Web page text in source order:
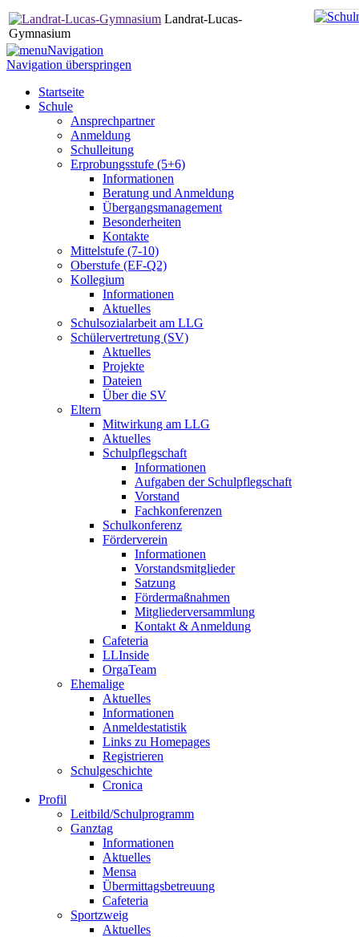
Landrat-Lucas-
Gymnasium
Navigation
Navigation überspringen
Startseite
Schule
Ansprechpartner
Anmeldung
Schulleitung
Erprobungsstufe (5+6)
Informationen
Beratung und Anmeldung
Übergangsmanagement
Besonderheiten
Kontakte
Mittelstufe (7-10)
Oberstufe (EF-Q2)
Kollegium
Informationen
Aktuelles
Schulsozialarbeit am LLG
Schülervertretung (SV)
Aktuelles
Projekte
Dateien
Über die SV
Eltern
Mitwirkung am LLG
Aktuelles
Schulpflegschaft
Informationen
Aufgaben der Schulpflegschaft
Vorstand
Fachkonferenzen
Schulkonferenz
Förderverein
Informationen
Vorstandsmitglieder
Satzung
Fördermaßnahmen
Mitgliederversammlung
Kontakt & Anmeldung
Cafeteria
LLInside
OrgaTeam
Ehemalige
Aktuelles
Informationen
Anmeldestatistik
Links zu Homepages
Registrieren
Schulgeschichte
Cronica
Profil
Leitbild/Schulprogramm
Ganztag
Informationen
Aktuelles
Mensa
Übermittagsbetreuung
Cafeteria
Sportzweig
Aktuelles